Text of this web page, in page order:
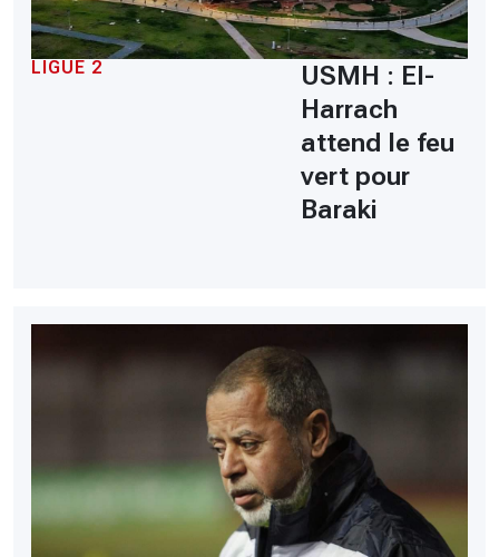
LIGUE 2
USMH : El-
Harrach
attend le feu
vert pour
Baraki